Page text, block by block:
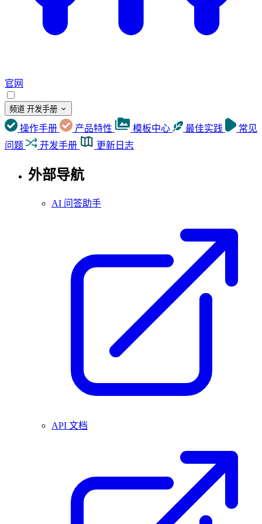
官网
频道 开发手册
操作手册 产品特性 模板中心 最佳实践
常见
问题
开发手册 更新日志
外部导航
AI 问答助手
API 文档